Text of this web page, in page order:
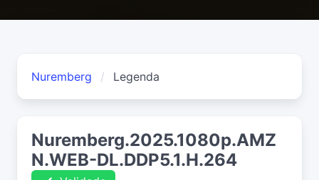
Nuremberg Legenda
Nuremberg.2025.1080p.AMZ
N.WEB-DL.DDP5.1.H.264